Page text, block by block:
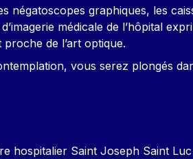
négatoscopes graphiques, les
médicale de l’hôpital
de l’art optique.
vous serez plongés
hospitalier Saint Joseph Saint